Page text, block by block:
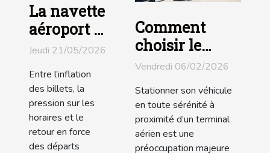
La navette
aéroport :
l’alliée
méconnue
des
voyageurs
malins
Jeudi 21/05/2026
Entre l’inflation
des billets, la
pression sur les
horaires et le
retour en force
des départs
Comment
choisir le
meilleur
stationnement
sécurisé
proche d'un
terminal
Vendredi 06/02/2026
Stationner son véhicule
en toute sérénité à
proximité d’un terminal
aérien est une
préoccupation majeure